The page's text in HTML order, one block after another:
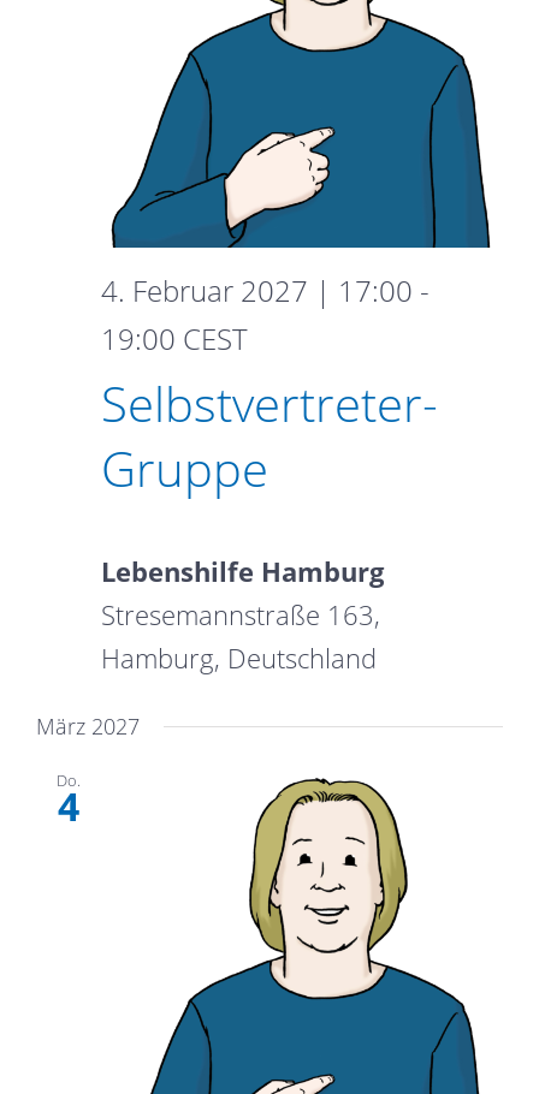
4. Februar 2027 | 17:00 -
19:00 CEST
Gruppe
Selbstvertreter-
Gruppe
Lebenshilfe Hamburg
Stresemannstraße 163,
Hamburg, Deutschland
März 2027
Do.
4